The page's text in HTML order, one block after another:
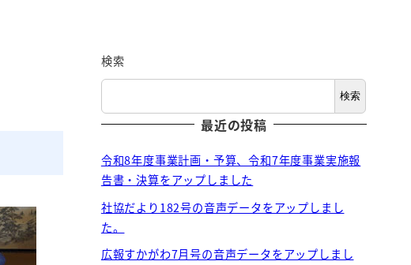
検索
検索
最近の投稿
令和8年度事業計画・予算、令和7年度事業実施報
告書・決算をアップしました
社協だより182号の音声データをアップしまし
た。
広報すかがわ7月号の音声データをアップしまし